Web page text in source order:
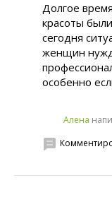
Долгое
красоты
сегодня
женщин
особенно
Алена